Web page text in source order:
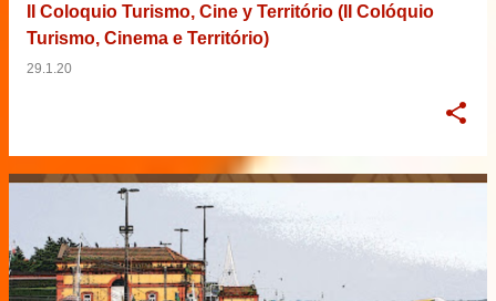
II Coloquio Turismo, Cine y Território (II Colóquio
Turismo, Cinema e Território)
29.1.20